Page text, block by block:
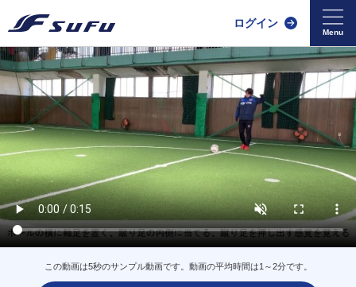
ログイン
この動画は5秒のサンプル動画です。動画の平均時間は1～2分です。